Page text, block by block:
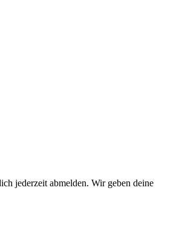
jederzeit abmelden. Wir geben deine